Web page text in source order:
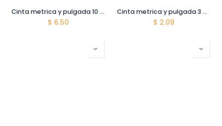
Cinta metrica y pulgada 10 mts x 25 mm. Alta calidad
$ 6.50
Cinta metrica y pulgada 3 mts x 16 mm. Alta calidad
$ 2.09